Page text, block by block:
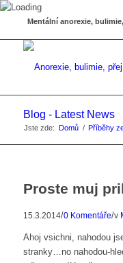
Mentální anorexie,
Blog - Latest News
Jste zde: Domů / Příběhy
Proste muj
15.3.2014/0 Komentáře/v
Ahoj vsichni, nahodou
stranky…no nahodou-